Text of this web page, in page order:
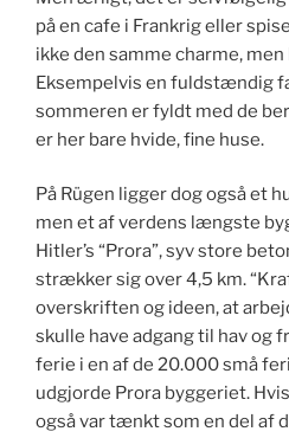
på en cafe i Frankrig eller
ikke den samme charme,
Eksempelvis en fuldstændig
sommeren er fyldt med de
er her bare hvide, fine huse.
På Rügen ligger dog også et
men et af verdens længste
Hitler’s “Prora”, syv store
strækker sig over 4,5 km.
overskriften og ideen, at
skulle have adgang til hav og
ferie i en af de 20.000 små
udgjorde Prora byggeriet.
også var tænkt som en del af